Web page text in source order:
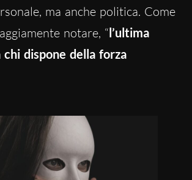
ma anche politica. Come
notare, “l’ultima
chi dispone della forza